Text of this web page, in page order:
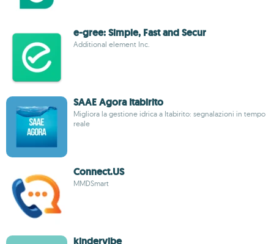
e-gree: Simple, Fast and Secur
Additional element Inc.
SAAE Agora Itabirito
Migliora la gestione idrica a Itabirito: segnalazioni in tempo
reale
Connect.US
MMDSmart
kindervibe